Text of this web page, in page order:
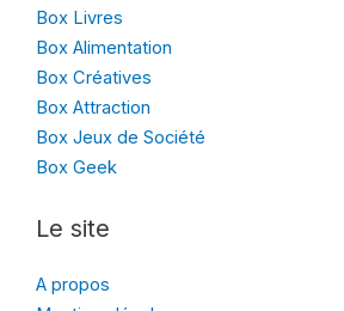
Box Livres
Box Alimentation
Box Créatives
Box Attraction
Box Jeux de Société
Box Geek
Le site
A propos